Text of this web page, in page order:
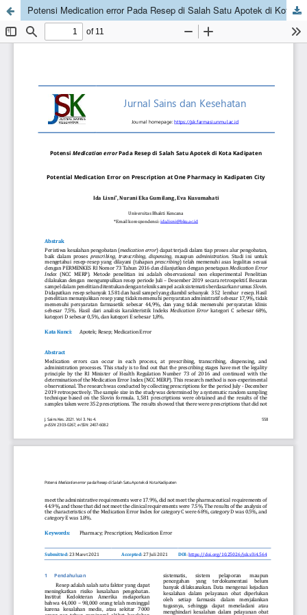
Potensi Medication error Pada Resep di Salah Satu Apotek di Kota Kadipaten